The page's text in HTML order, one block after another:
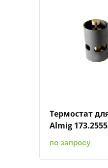
Быстрый
Термостат
Almig
по запросу